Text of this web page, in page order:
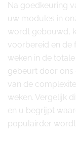
Na goedkeuring
uw modules in
wordt gebouwd,
voorbereid en de
weken in de
gebeurt door ons
van de
weken. Vergelijk
en u begrijpt
populairder